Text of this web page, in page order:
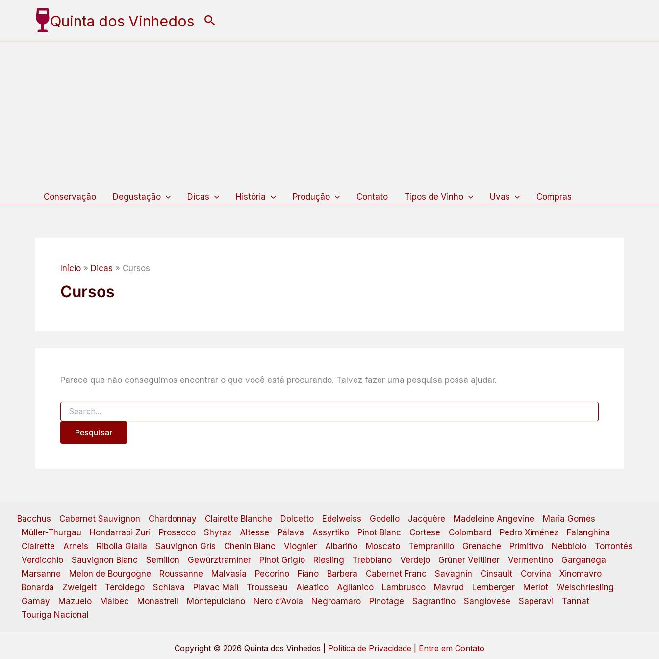
Quinta dos Vinhedos Pesquisar
Conservação Degustação Dicas História Produção Contato Tipos de Vinho Uvas Compras
Início Dicas Cursos
Cursos
Parece que não conseguimos encontrar o que você está procurando. Talvez fazer uma pesquisa possa ajudar.
Pesquisar
por:
Bacchus Cabernet Sauvignon Chardonnay Clairette Blanche Dolcetto Edelweiss Godello Jacquère Madeleine Angevine
Maria Gomes
Müller-Thurgau
Hondarrabi Zuri Prosecco Shyraz Altesse Pálava Assyrtiko Pinot Blanc Cortese Colombard Pedro Ximénez
Falanghina
Clairette
Arneis Ribolla Gialla Sauvignon Gris Chenin Blanc Viognier Albariño Moscato Tempranillo Grenache Primitivo Nebbiolo
Torrontés
Verdicchio
Sauvignon Blanc Semillon Gewürztraminer Pinot Grigio Riesling Trebbiano Verdejo Grüner Veltliner Vermentino
Garganega
Marsanne
Melon de Bourgogne Roussanne Malvasia Pecorino Fiano Barbera Cabernet Franc Savagnin Cinsault Corvina
Xinomavro
Bonarda
Zweigelt Teroldego Schiava Plavac Mali Trousseau Aleatico Aglianico Lambrusco Mavrud Lemberger Merlot
Welschriesling
Gamay
Mazuelo Malbec Monastrell Montepulciano Nero d’Avola Negroamaro Pinotage Sagrantino Sangiovese Saperavi
Tannat
Touriga Nacional
Copyright © 2026 Quinta dos Vinhedos | Política de Privacidade Entre em Contato